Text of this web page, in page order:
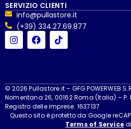
SERVIZIO CLIENTI
info@pullastore.it
(+39) 334.27.69.877
© 2026 Pullastore.it – GFG POWERWEB
Nomentana 26, 00162 Roma (Italia) – P.
Registro delle imprese: 1637137
Questo sito è protetto da Google
Terms of Service